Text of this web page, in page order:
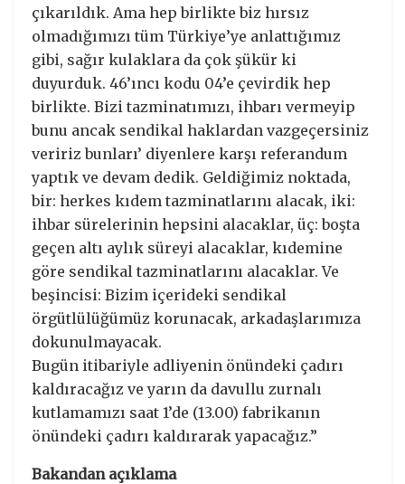
çıkarıldık. Ama hep birlikte biz hırsız
olmadığımızı tüm Türkiye’ye anlattığımız
gibi, sağır kulaklara da çok şükür ki
duyurduk. 46’ıncı kodu 04’e çevirdik hep
birlikte. Bizi tazminatımızı, ihbarı vermeyip
bunu ancak sendikal haklardan vazgeçersiniz
veririz bunları’ diyenlere karşı referandum
yaptık ve devam dedik. Geldiğimiz noktada,
bir: herkes kıdem tazminatlarını alacak, iki:
ihbar sürelerinin hepsini alacaklar, üç: boşta
geçen altı aylık süreyi alacaklar, kıdemine
göre sendikal tazminatlarını alacaklar. Ve
beşincisi: Bizim içerideki sendikal
örgütlülüğümüz korunacak, arkadaşlarımıza
dokunulmayacak.
Bugün itibariyle adliyenin önündeki çadırı
kaldıracağız ve yarın da davullu zurnalı
kutlamamızı saat 1’de (13.00) fabrikanın
önündeki çadırı kaldırarak yapacağız.”
Bakandan açıklama